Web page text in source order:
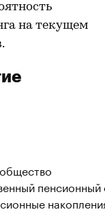
на текущем